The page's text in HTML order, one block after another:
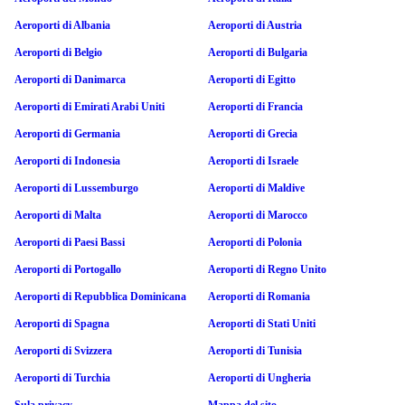
Aeroporti di Albania Aeroporti di Austria
Aeroporti di Belgio Aeroporti di Bulgaria
Aeroporti di Danimarca Aeroporti di Egitto
Aeroporti di Emirati Arabi Uniti Aeroporti di Francia
Aeroporti di Germania Aeroporti di Grecia
Aeroporti di Indonesia Aeroporti di Israele
Aeroporti di Lussemburgo Aeroporti di Maldive
Aeroporti di Malta Aeroporti di Marocco
Aeroporti di Paesi Bassi Aeroporti di Polonia
Aeroporti di Portogallo Aeroporti di Regno Unito
Aeroporti di Repubblica Dominicana Aeroporti di Romania
Aeroporti di Spagna Aeroporti di Stati Uniti
Aeroporti di Svizzera Aeroporti di Tunisia
Aeroporti di Turchia Aeroporti di Ungheria